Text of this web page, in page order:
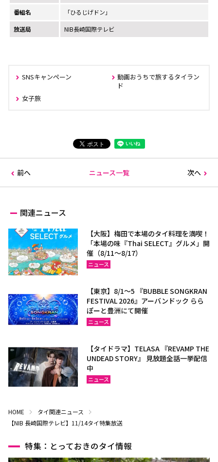
番組名 「ひるじげドン」
放送局 NIB長崎国際テレビ
SNSキャンペーン
動画おうちで旅するタイラン
ド
女子旅
前へ ニュース一覧 次へ
関連ニュース
【大阪】梅田で本場のタイ料理を満喫！
「本場の味『Thai SELECT』グルメ」開
催（8/11～8/17）
ニュース
【東京】8/1～5 『BUBBLE SONGKRAN
FESTIVAL 2026』アーバンドック らら
ぽーと豊洲にて開催
ニュース
【タイドラマ】TELASA 『REVAMP THE
UNDEAD STORY』 見放題全話一挙配信
中
ニュース
HOME
タイ関連ニュース
【NIB 長崎国際テレビ】11/14タイ特集放送
特集：とっておきのタイ情報